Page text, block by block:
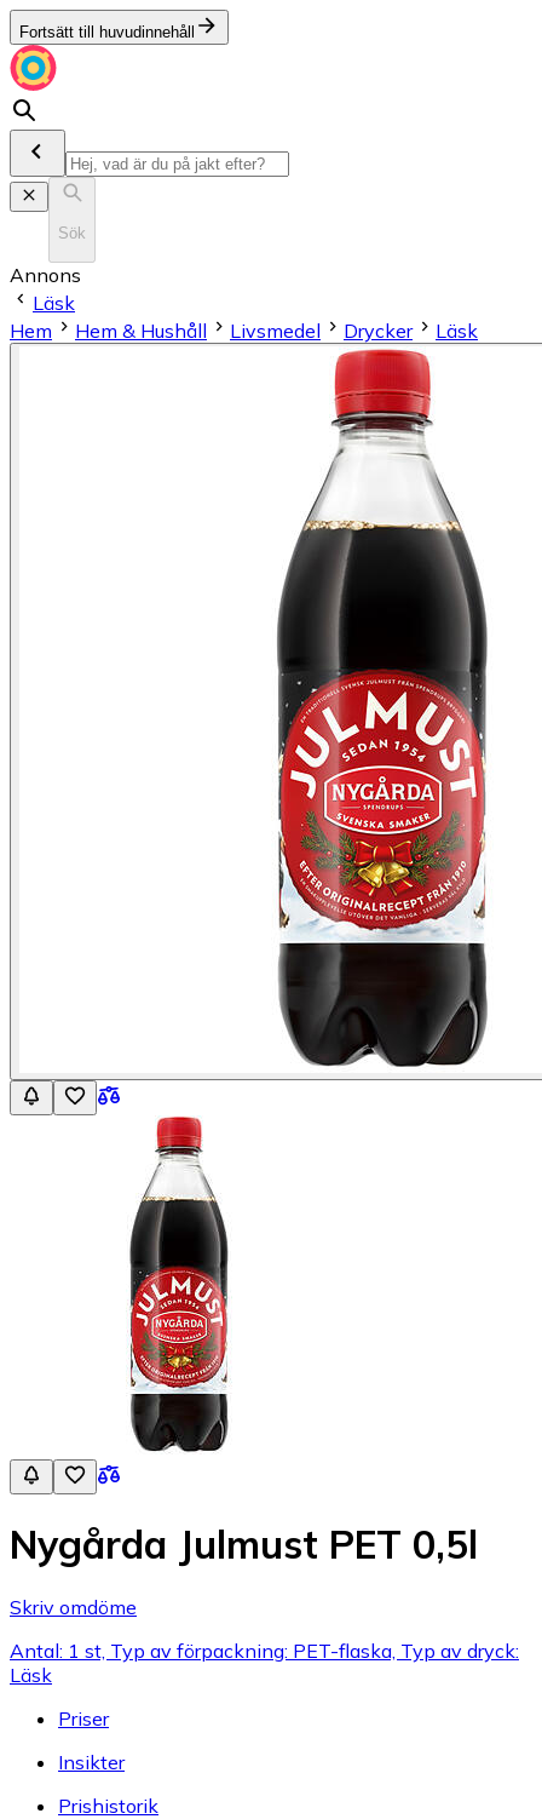
Fortsätt till huvudinnehåll
Sök
Annons
Läsk
Hem
Hem & Hushåll Livsmedel Drycker Läsk
Nygårda Julmust PET 0,5l
Skriv omdöme
Antal: 1 st, Typ av förpackning: PET-flaska, Typ av dryck:
Läsk
Priser
Insikter
Prishistorik